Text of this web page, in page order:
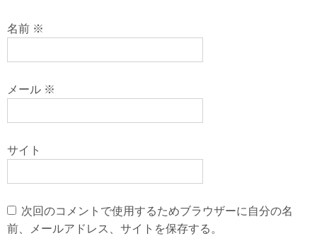
名前 ※
メール ※
サイト
次回のコメントで使用するためブラウザーに自分の名
前、メールアドレス、サイトを保存する。